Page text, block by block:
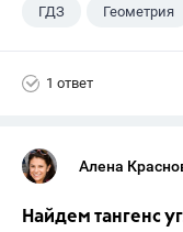
ГДЗ Геометрия
1 ответ
Алена
Найдем тангенс